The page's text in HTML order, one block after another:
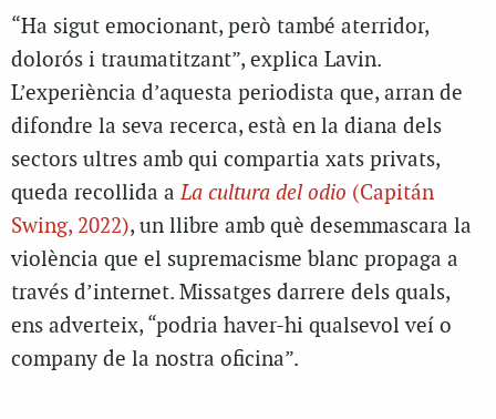
“Ha sigut emocionant, però també aterridor,
dolorós i traumatitzant”, explica Lavin.
L’experiència d’aquesta periodista que, arran de
difondre la seva recerca, està en la diana dels
sectors ultres amb qui compartia xats privats,
queda recollida aLa cultura del odio (Capitán
Swing, 2022), un llibre amb què desemmascara la
violència que el supremacisme blanc propaga a
través d’internet. Missatges darrere dels quals,
ens adverteix, “podria haver-hi qualsevol veí o
company de la nostra oficina”.